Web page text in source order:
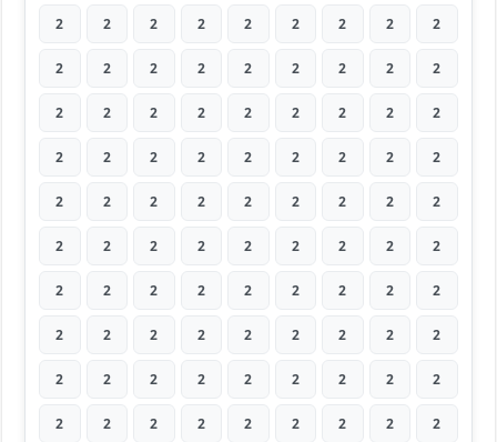
2 2 2 2 2 2 2 2 2
2 2 2 2 2 2 2 2 2
2 2 2 2 2 2 2 2 2
2 2 2 2 2 2 2 2 2
2 2 2 2 2 2 2 2 2
2 2 2 2 2 2 2 2 2
2 2 2 2 2 2 2 2 2
2 2 2 2 2 2 2 2 2
2 2 2 2 2 2 2 2 2
2 2 2 2 2 2 2 2 2